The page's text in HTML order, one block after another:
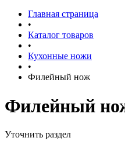
Главная страница
•
Каталог товаров
•
Кухонные ножи
•
Филейный нож
Филейный
Уточнить раздел